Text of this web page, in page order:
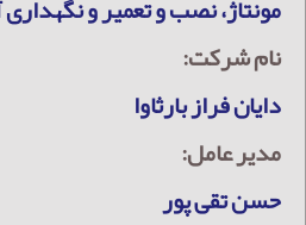
نام شرکت:
دایان فراز بارثاوا
مدیر عامل:
حسن تقی پور